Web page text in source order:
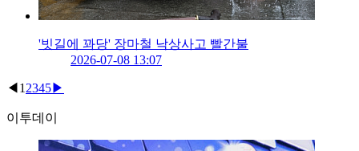
'빗길에 꽈당' 장마철 낙상사고 빨간불
2026-07-08 13:07
◀ 1 2345▶
이투데이